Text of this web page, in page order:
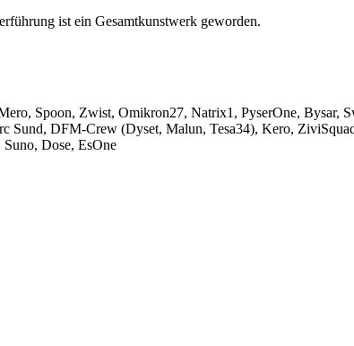
ist ein Gesamtkunstwerk geworden.
Spoon, Zwist, Omikron27, Natrix1, PyserOne, Bysar,
Sund, DFM-Crew (Dyset, Malun, Tesa34), Kero,
Dose, EsOne